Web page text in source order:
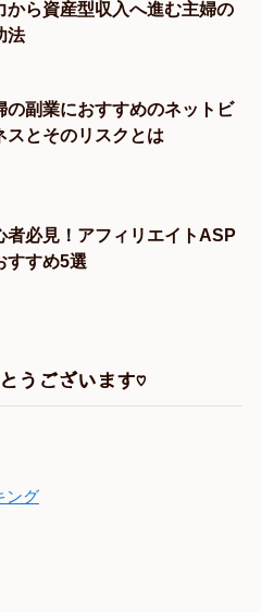
から資産型収入へ進む主婦の
法
の副業におすすめのネットビ
スとそのリスクとは
者必見！アフィリエイトASP
すすめ5選
うございます♡
ング